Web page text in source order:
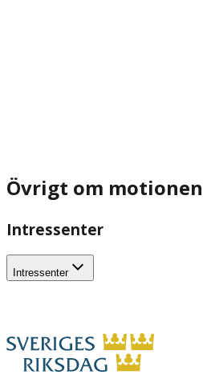
Övrigt om motionen
Intressenter
Intressenter